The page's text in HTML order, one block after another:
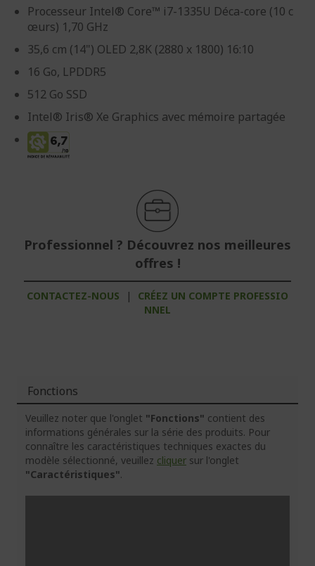
Processeur Intel® Core™ i7-1335U Déca-core (10 c
œurs) 1,70 GHz
35,6 cm (14") OLED 2,8K (2880 x 1800) 16:10
16 Go, LPDDR5
512 Go SSD
Intel® Iris® Xe Graphics avec mémoire partagée
Professionnel ? Découvrez nos meilleures
offres !
CONTACTEZ-NOUS |
CRÉEZ UN COMPTE PROFESSIO
NNEL
Fonctions
Veuillez noter que l'onglet "Fonctions" contient des
informations générales sur la série des produits. Pour
connaître les caractéristiques techniques exactes du
modèle sélectionné, veuillez cliquer sur l'onglet
"Caractéristiques".